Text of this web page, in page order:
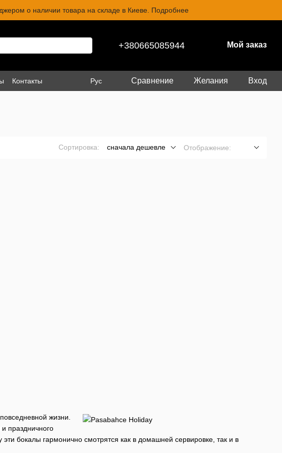
о наличии товара на складе в Киеве. Подробнее
+380665085944 Мой заказ
Контакты Рус Сравнение Желания Вход
Сортировка: сначала дешевле Отображение:
жизни.
праздничного
бокалы гармонично смотрятся как в домашней сервировке, так и в